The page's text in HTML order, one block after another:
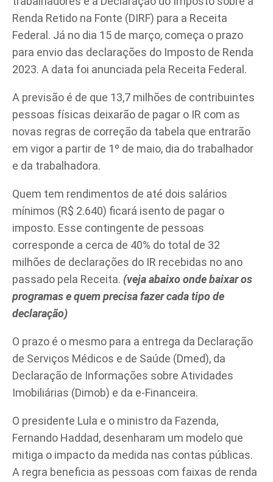
Renda Retido na Fonte (DIRF) para a Receita
Federal. Já no dia 15 de março, começa o prazo
para envio das declarações do Imposto de Renda
2023. A data foi anunciada pela Receita Federal.
A previsão é de que 13,7 milhões de contribuintes
pessoas físicas deixarão de pagar o IR com as
novas regras de correção da tabela que entrarão
em vigor a partir de 1º de maio, dia do trabalhador
e da trabalhadora.
Quem tem rendimentos de até dois salários
mínimos (R$ 2.640) ficará isento de pagar o
imposto. Esse contingente de pessoas
corresponde a cerca de 40% do total de 32
milhões de declarações do IR recebidas no ano
passado pela Receita. (veja abaixo onde baixar os
programas e quem precisa fazer cada tipo de
declaração)
O prazo é o mesmo para a entrega da Declaração
de Serviços Médicos e de Saúde (Dmed), da
Declaração de Informações sobre Atividades
Imobiliárias (Dimob) e da e-Financeira.
O presidente Lula e o ministro da Fazenda,
Fernando Haddad, desenharam um modelo que
mitiga o impacto da medida nas contas públicas.
A regra beneficia as pessoas com faixas de renda